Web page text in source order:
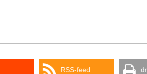
RSS-feed